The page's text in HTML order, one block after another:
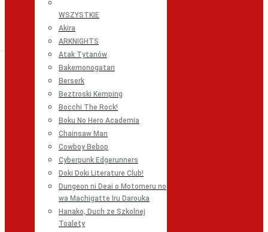
WSZYSTKIE
Akira
ARKNIGHTS
Atak Tytanów
Bakemonogatari
Berserk
Beztroski Kemping
Bocchi The Rock!
Boku No Hero Academia
Chainsaw Man
Cowboy Bebop
Cyberpunk Edgerunners
Doki Doki Literature Club!
Dungeon ni Deai o Motomeru no
wa Machigatte Iru Darouka
Hanako, Duch ze Szkolnej
Toalety